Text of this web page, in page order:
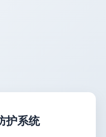
护系统